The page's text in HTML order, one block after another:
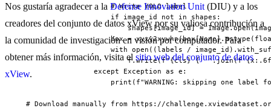
                      # Write YOLO label
                      if image_id not in shapes:
shapes[image_id] =
box =
with open((labels /
f.write(f"{cls} {'
                  except Exception as e:
print(f"WARNING: skipping one label
# Download manually from https://
Nos gustaría agradecer a la Defense Innovation Unit (DIU) y a los
creadores del conjunto de datos xView por su valiosa contribución a
la comunidad de investigación en visión por computador. Para
obtener más información, visita el sitio web del conjunto de datos
xView.